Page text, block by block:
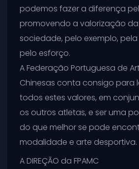
podemos fazer a diferença
promovendo a valorização
sociedade, pelo exemplo, pela
pelo esforço.
A Federação Portuguesa de
Chinesas conta consigo para
todos estes valores, em
os outros atletas, e ser uma
do que melhor se pode
modalidade e arte desportiva.
A DIREÇÃO da FPAMC